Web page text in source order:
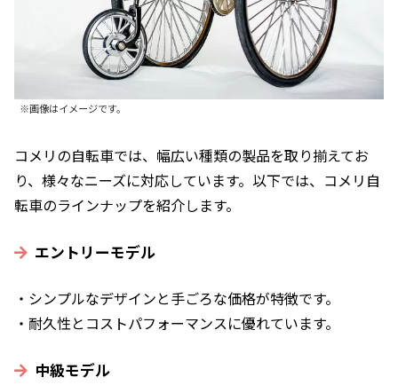
※画像はイメージです。
コメリの自転車では、幅広い種類の製品を取り揃えてお
り、様々なニーズに対応しています。以下では、コメリ自
転車のラインナップを紹介します。
エントリーモデル
・シンプルなデザインと手ごろな価格が特徴です。
・耐久性とコストパフォーマンスに優れています。
中級モデル